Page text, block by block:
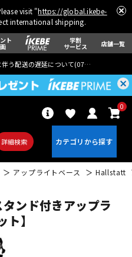
visit "https://global.ikebe-
international shipping.
ト 学割
サービス 店舗一覧
伴う配送の遅延について(07月29日
詳細検索
0
アップライトベース Hallstatt
ンド付きアップラ
】